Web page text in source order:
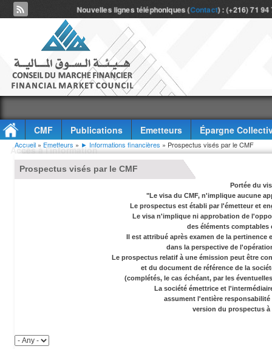
Nouvelles lignes téléphoniques (Contact) : (+216) 71
CMF Publications Emetteurs
Épargne
Accès à l'information
Vous êtes ici
Accueil » Emetteurs » ► Informations financières » Prospectus visés par le CMF
Prospectus visés par le CMF
Portée du
"Le visa du CMF, n'implique aucune
Le prospectus est établi par l'émetteur et
Le visa n'implique ni approbation de
des éléments comptables
Il est attribué après examen de la
dans la perspective de
Le prospectus relatif à une émission peut être
et du document de référence de la
(complétés, le cas échéant, par les
La société émettrice et
assument l'entière
version du prospectus à